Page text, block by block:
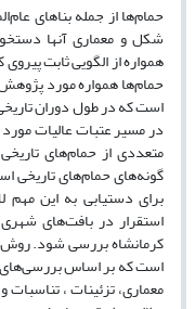
حمامها از جمله بناهای
شکل و معماری آنها
همواره از الگویی ثابت
حمام‌ها همواره مورد
است که در طول دوران
در مسیر عتبات عالیات
متعددی از حمام‌های
گونه‌های حمام‌های تاریخی
برای دستیابی به این
استقرار در بافت‌های
کرمانشاه بررسی شود.
است که بر اساس بررسی‌های